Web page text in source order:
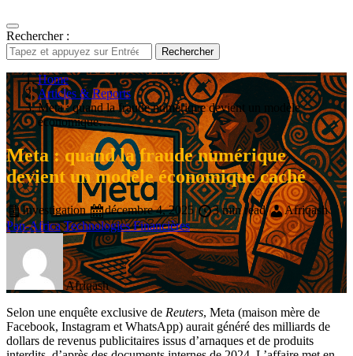
Rechercher :
Rechercher
Home
Articles & Reports
Meta : quand la fraude numérique devient un modèle
économique…
Meta : quand la fraude numérique
devient un modèle économique caché
Investigation décembre 4, 2025 3 min read
Afriqash
Pan-Africa Technologies Financières
Afriqash
Selon une enquête exclusive de Reuters, Meta (maison mère de
Facebook, Instagram et WhatsApp) aurait généré des milliards de
dollars de revenus publicitaires issus d’arnaques et de produits